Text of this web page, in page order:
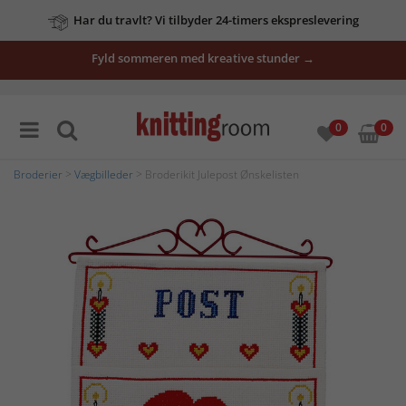
Har du travlt? Vi tilbyder 24-timers ekspreslevering
Fyld sommeren med kreative stunder →
0 0
Broderier Vægbilleder > Broderikit Julepost Ønskelisten